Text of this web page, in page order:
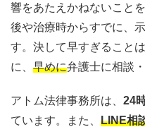
響をあたえかねないこと
後や治療時からすでに、
す。決して早すぎること
に、 早めに弁護士に相談
アトム法律事務所は、 24
ています。また、 LINE相